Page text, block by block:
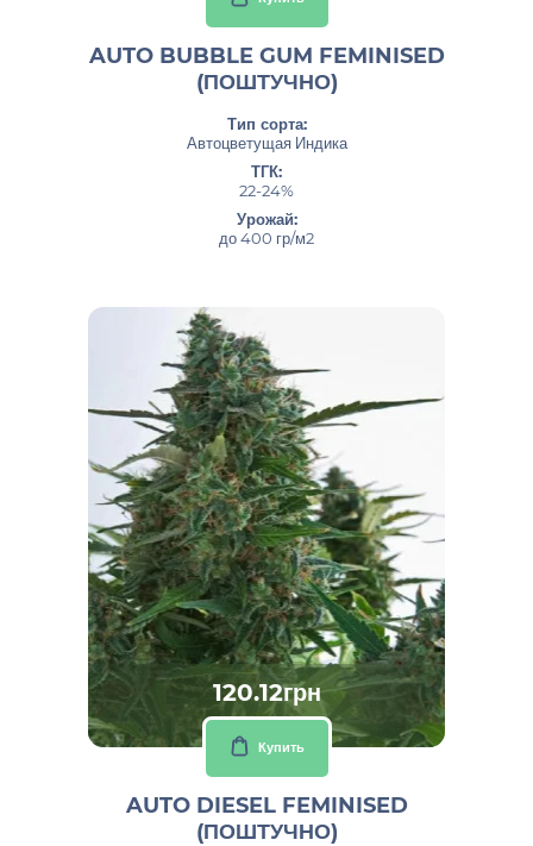
AUTO BUBBLE GUM FEMINISED
(ПОШТУЧНО)
Тип сорта:
Автоцветущая Индика
ТГК:
22-24%
Урожай:
до 400 гр/м2
120.12грн
Купить
AUTO DIESEL FEMINISED
(ПОШТУЧНО)